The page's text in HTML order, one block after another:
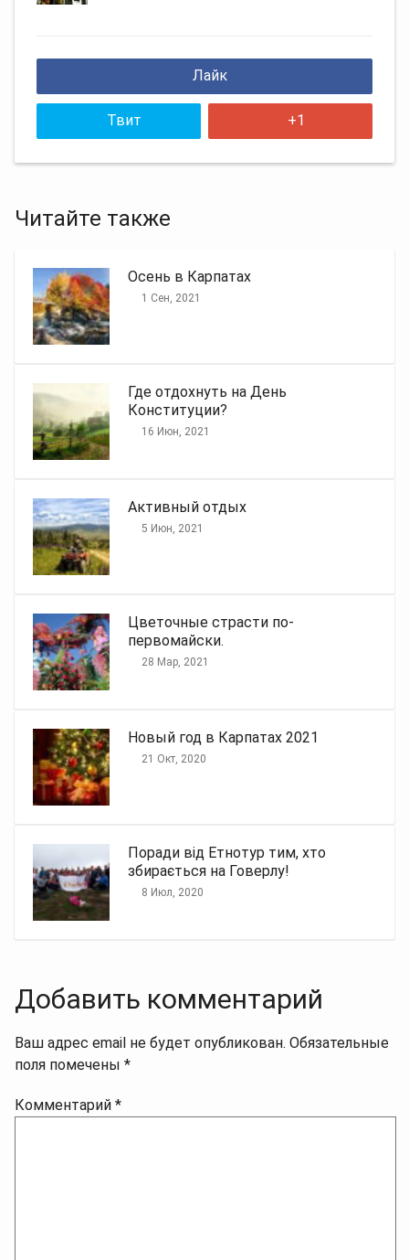
Лайк
Твит +1
Читайте также
Осень в Карпатах
1 Сен, 2021
Где отдохнуть на День
Конституции?
16 Июн, 2021
Активный отдых
5 Июн, 2021
Цветочные страсти по-
первомайски.
28 Мар, 2021
Новый год в Карпатах 2021
21 Окт, 2020
Поради від Етнотур тим, хто
збирається на Говерлу!
8 Июл, 2020
Добавить комментарий
Ваш адрес email не будет опубликован. Обязательные
поля помечены *
Комментарий *